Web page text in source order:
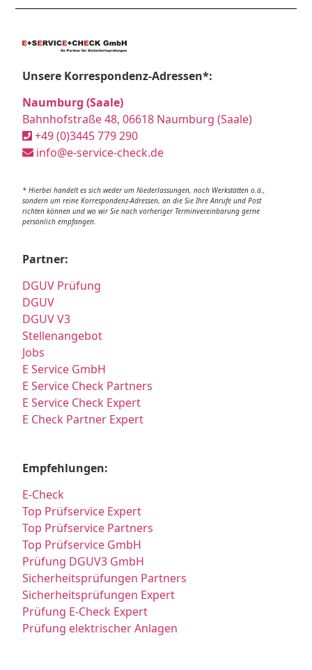
Unsere Korrespondenz-Adressen*:
Naumburg (Saale)
Bahnhofstraße 48, 06618 Naumburg (Saale)
+49 (0)3445 779 290
info@e-service-check.de
* Hierbei handelt es sich weder um Niederlassungen, noch Werkstätten o.ä.,
sondern um reine Korrespondenz-Adressen, an die Sie Ihre Anrufe und Post
richten können und wo wir Sie nach vorheriger Terminvereinbarung gerne
persönlich empfangen.
Partner:
DGUV Prüfung
DGUV
DGUV V3
Stellenangebot
Jobs
E Service GmbH
E Service Check Partners
E Service Check Expert
E Check Partner Expert
Empfehlungen:
E-Check
Top Prüfservice Expert
Top Prüfservice Partners
Top Prüfservice GmbH
Prüfung DGUV3 GmbH
Sicherheitsprüfungen Partners
Sicherheitsprüfungen Expert
Prüfung E-Check Expert
Prüfung elektrischer Anlagen